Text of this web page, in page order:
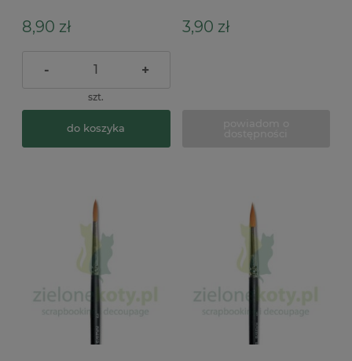
8,90 zł
- +
szt.
do koszyka
3,90 zł